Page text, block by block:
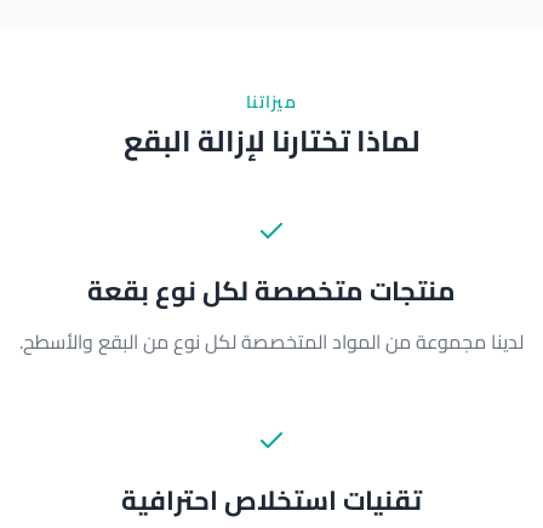
ميزاتنا
لماذا تختارنا لإزالة البقع
منتجات متخصصة لكل نوع بقعة
لدينا مجموعة من المواد المتخصصة لكل نوع من البقع والأسطح.
تقنيات استخلاص احترافية